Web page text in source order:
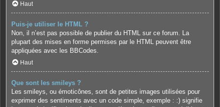
Haut
Puis-je utiliser le HTML ?
Non, il n’est pas possible de publier du HTML sur ce forum. La
plupart des mises en forme permises par le HTML peuvent être
appliquées avec les BBCodes.
Haut
Que sont les smileys ?
Les smileys, ou émoticônes, sont de petites images utilisées pour
exprimer des sentiments avec un code simple, exemple : :) signifie